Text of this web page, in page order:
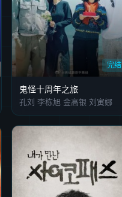
完结
鬼怪十周年之旅
孔刘 李栋旭 金高银 刘寅娜